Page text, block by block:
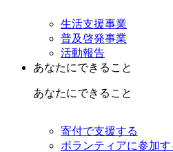
生活支援事業
普及啓発事業
活動報告
あなたにできること
あなたにできること
寄付で支援する
ボランティアに参加す